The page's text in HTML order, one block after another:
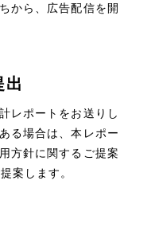
から、広告配信を開
出
レポートをお送りし
る場合は、本レポー
方針に関するご提案
案します。